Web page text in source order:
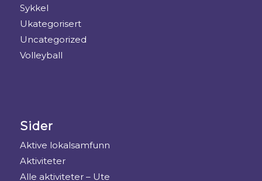
Sykkel
Ukategorisert
Uncategorized
Volleyball
Sider
Aktive lokalsamfunn
Aktiviteter
Alle aktiviteter – Ute